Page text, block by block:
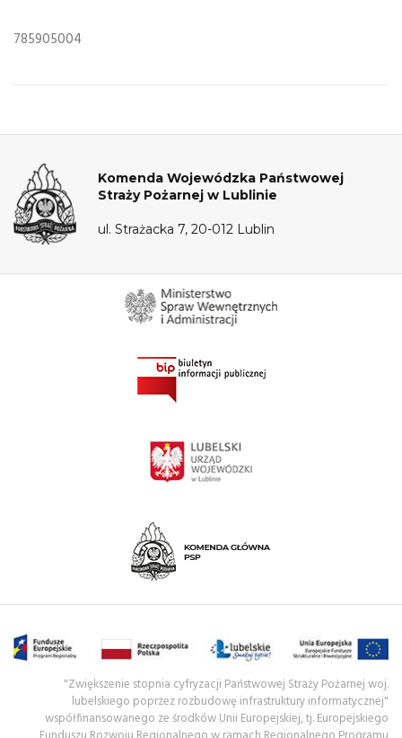
785905004
Komenda Wojewódzka Państwowej
Straży Pożarnej w Lublinie
ul. Strażacka 7, 20-012 Lublin
"Zwiększenie stopnia cyfryzacji Państwowej Straży Pożarnej woj.
lubelskiego poprzez rozbudowę infrastruktury informatycznej"
współfinansowanego ze środków Unii Europejskiej, tj. Europejskiego